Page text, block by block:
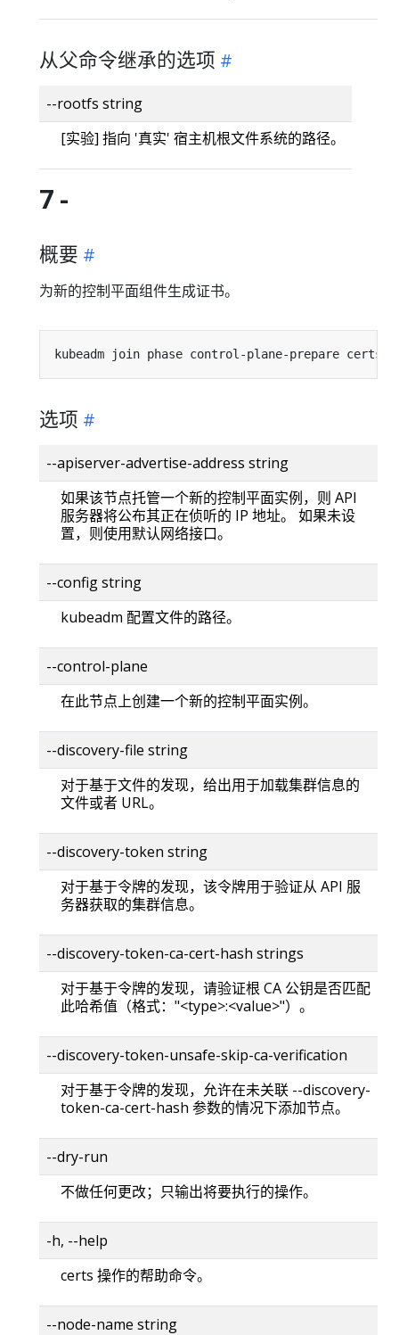
从父命令继承的选项
--rootfs string
[实验] 指向 '真实' 宿主机根文件系统的路径。
7 -
概要
为新的控制平面组件生成证书。
kubeadm join phase control-plane-prepare certs
选项
--apiserver-advertise-address string
如果该节点托管一个新的控制平面实例，则 API
服务器将公布其正在侦听的 IP 地址。 如果未设
置，则使用默认网络接口。
--config string
kubeadm 配置文件的路径。
--control-plane
在此节点上创建一个新的控制平面实例。
--discovery-file string
对于基于文件的发现，给出用于加载集群信息的
文件或者 URL。
--discovery-token string
对于基于令牌的发现，该令牌用于验证从 API 服
务器获取的集群信息。
--discovery-token-ca-cert-hash strings
对于基于令牌的发现，请验证根 CA 公钥是否匹配
此哈希值（格式："<type>:<value>"）。
--discovery-token-unsafe-skip-ca-verification
对于基于令牌的发现，允许在未关联 --discovery-
token-ca-cert-hash 参数的情况下添加节点。
--dry-run
不做任何更改；只输出将要执行的操作。
-h, --help
certs 操作的帮助命令。
--node-name string